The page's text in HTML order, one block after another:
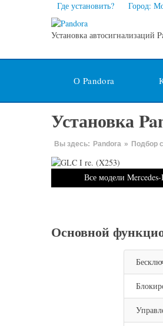
Где установить? Город:
Установка автосигнализаций
О Pandora
Установка
Вы здесь: Pandora » Подбор
Все модели Mercedes-
Основной